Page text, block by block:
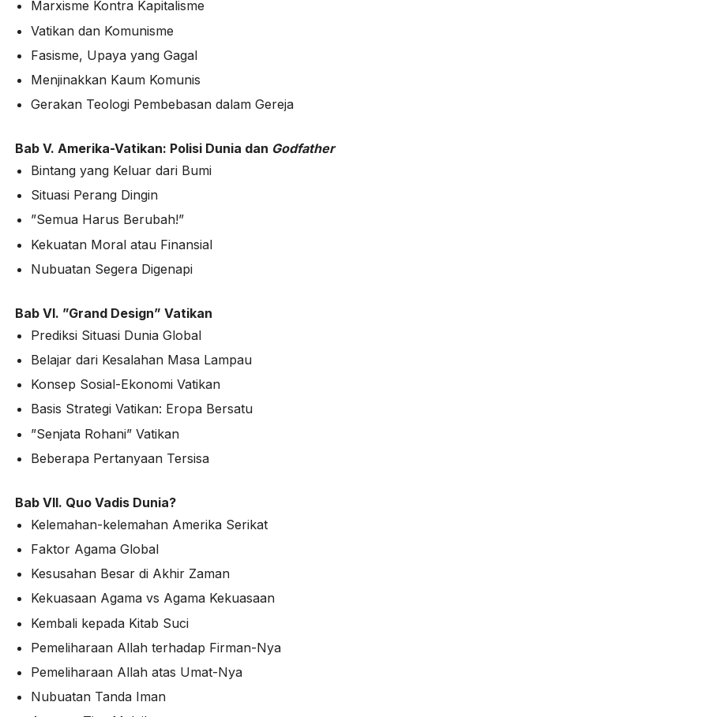
Marxisme Kontra Kapitalisme
Vatikan dan Komunisme
Fasisme, Upaya yang Gagal
Menjinakkan Kaum Komunis
Gerakan Teologi Pembebasan dalam Gereja
Bab V.Amerika-Vatikan: Polisi Dunia dan Godfather
Bintang yang Keluar dari Bumi
Situasi Perang Dingin
”Semua Harus Berubah!”
Kekuatan Moral atau Finansial
Nubuatan Segera Digenapi
Bab VI. ”Grand Design” Vatikan
Prediksi Situasi Dunia Global
Belajar dari Kesalahan Masa Lampau
Konsep Sosial-Ekonomi Vatikan
Basis Strategi Vatikan: Eropa Bersatu
”Senjata Rohani” Vatikan
Beberapa Pertanyaan Tersisa
Bab VII. Quo Vadis Dunia?
Kelemahan-kelemahan Amerika Serikat
Faktor Agama Global
Kesusahan Besar di Akhir Zaman
Kekuasaan Agama vs Agama Kekuasaan
Kembali kepada Kitab Suci
Pemeliharaan Allah terhadap Firman-Nya
Pemeliharaan Allah atas Umat-Nya
Nubuatan Tanda Iman